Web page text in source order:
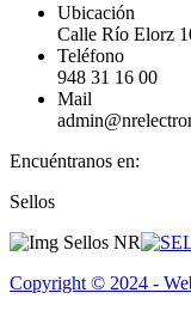
Ubicación
Calle Río Elorz
Teléfono
948 31 16 00
Mail
Encuéntranos en:
Facebook
opens
new
Linkedin
opens
new
Instagram
opens
new
Sellos
Copyright © 2024 -